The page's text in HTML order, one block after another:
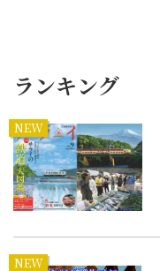
ランキング
NEW
NEW